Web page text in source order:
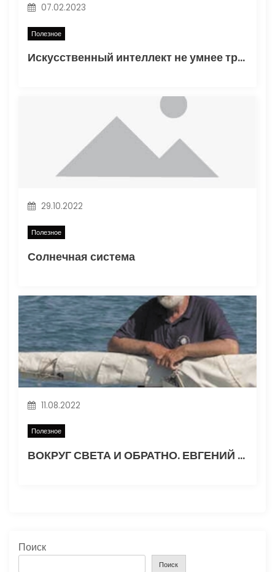
п
и
07.02.2023
Полезное
Искусственный интеллект не умнее трехлетнего ребенка
29.10.2022
Полезное
Солнечная система
11.08.2022
Полезное
ВОКРУГ СВЕТА И ОБРАТНО. ЕВГЕНИЙ ГВОЗДЕВ. Часть 1
Поиск
Поиск